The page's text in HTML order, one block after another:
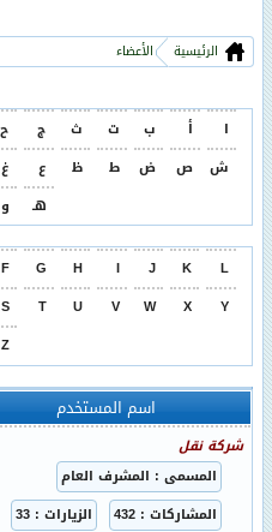
الرئيسية الأعضاء
ا أ ب ت ث ج ح
ش
ص ض ط ظ ع غ
هـ
و
F G H I J K
L
S T U V W X
Y
Z
اسم المستخدم
شركة نقل
المسمى : المشرف العام
المشاركات : 432
الزيارات : 33